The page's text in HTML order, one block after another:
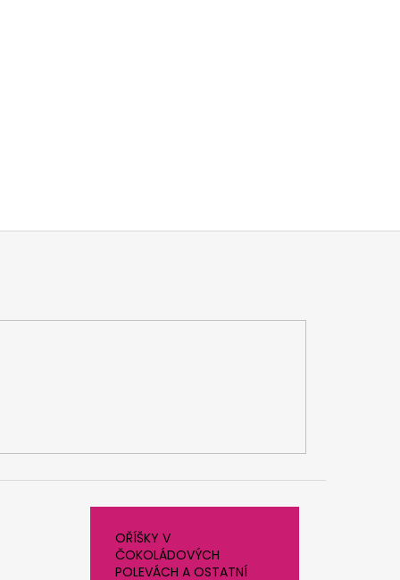
OŘÍŠKY V
ČOKOLÁDOVÝCH
POLEVÁCH A OSTATNÍ